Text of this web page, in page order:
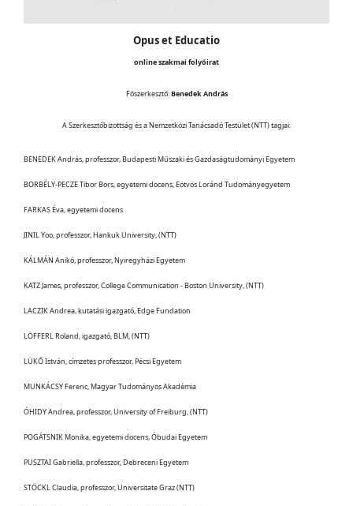
Opus et Educatio
online szakmai folyóirat
Főszerkesztő:Benedek András
A Szerkesztőbizottság és a Nemzetközi Tanácsadó Testület (NTT) tagjai:
BENEDEK András, professzor, Budapesti Műszaki és Gazdaságtudományi Egyetem
BORBÉLY-PECZE Tibor Bors, egyetemi docens, Eötvös Loránd Tudományegyetem
FARKAS Éva, egyetemi docens
JINIL Yoo, professzor, Hankuk University, (NTT)
KÁLMÁN Anikó, professzor, Nyiregyházi Egyetem
KATZ James, professzor, College Communication - Boston University, (NTT)
LACZIK Andrea, kutatási igazgató, Edge Fundation
LÖFFERL Roland, igazgató, BLM, (NTT)
LÜKŐ István, címzetes professzor, Pécsi Egyetem
MUNKÁCSY Ferenc, Magyar Tudományos Akadémia
ÓHIDY Andrea, professzor, University of Freiburg, (NTT)
POGÁTSNIK Monika, egyetemi docens, Óbudai Egyetem
PUSZTAI Gabriella, professzor, Debreceni Egyetem
STÖCKL Claudia, professzor, Universitate Graz (NTT)